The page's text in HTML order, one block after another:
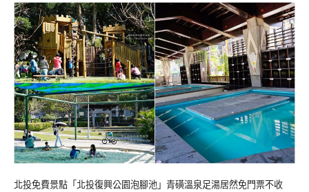
北投免費景點「北投復興公園泡腳池」青磺溫泉足湯居然免門票不收